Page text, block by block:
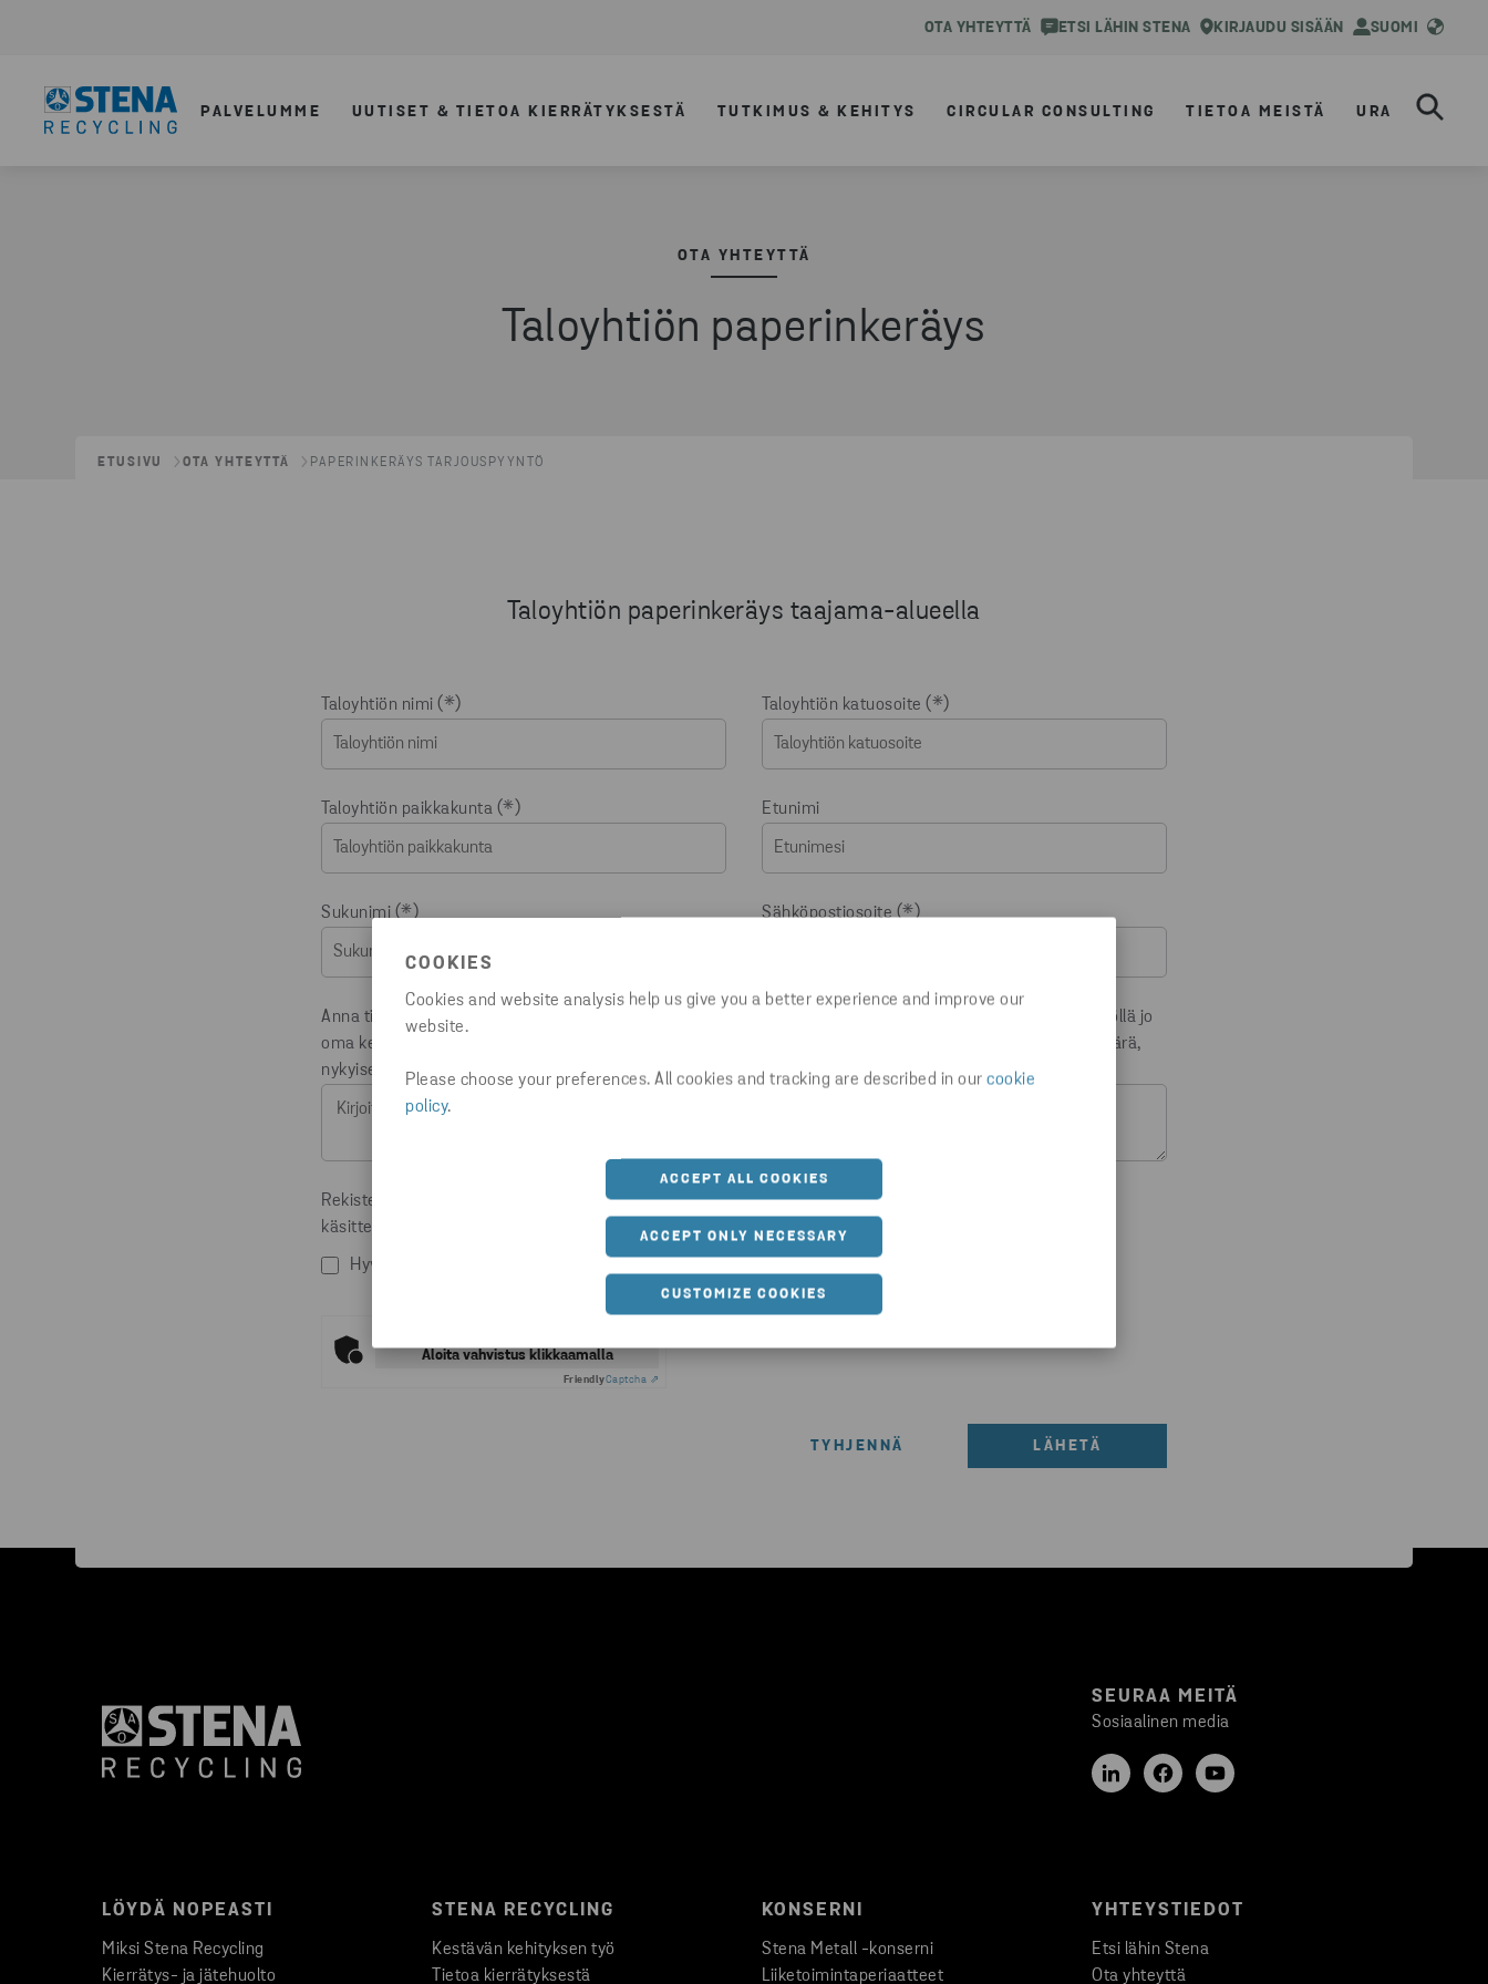
COOKIES
Cookies and website analysis help us give you a better experience and improve our
website.
Please choose your preferences. All cookies and tracking are described in our cookie
policy.
ACCEPT ALL COOKIES
ACCEPT ONLY NECESSARY
CUSTOMIZE COOKIES
OTA YHTEYTTÄ ETSI LÄHIN STENA KIRJAUDU SISÄÄN SUOMI
PALVELUMME UUTISET & TIETOA KIERRÄTYKSESTÄ TUTKIMUS & KEHITYS CIRCULAR CONSULTING TIETOA MEISTÄ URA
OTA YHTEYTTÄ
Taloyhtiön paperinkeräys
ETUSIVU OTA YHTEYTTÄ PAPERINKERÄYS TARJOUSPYYNTÖ
Taloyhtiön paperinkeräys taajama-alueella
Taloyhtiön nimi Taloyhtiön katuosoite
Taloyhtiön paikkakunta Etunimi
Sukunimi Sähköpostiosoite
Anna tietoja taloyhtiönne paperinkeräyksestä - isännöintitoimiston nimi, keräysväline tarve (onko taloyhtiöllä jo
oma keräyspaperiastia, minkäkokoinen vai vuokrataanko keräysväline), asunto-osakeyhtiön huoneistomäärä,
nykyisen keräysvälineen tyhjennysrytmi.
Rekisteröitymällä Stena Metall Groupin digitaalisiin kanaviin, annat suostumuksen henkilötietojesi
käsittelyyn
Suostumus henkilötietojen käsittelyyn-sivulla kuvatulla tavalla.
Hyväksyn yllä mainitut ehdot
LÄHETÄ
Aloita vahvistus klikkaamalla
FriendlyCaptcha ⇗
SEURAA MEITÄ
Sosiaalinen media
LÖYDÄ NOPEASTI
Miksi Stena Recycling
Kierrätys- ja jätehuolto
STENA RECYCLING
Kestävän kehityksen työ
Tietoa kierrätyksestä
KONSERNI
Stena Metall -konserni
Liiketoimintaperiaatteet
YHTEYSTIEDOT
Etsi lähin Stena
Ota yhteyttä